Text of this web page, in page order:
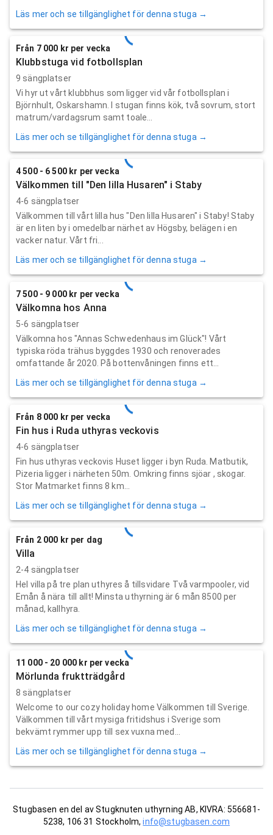
Läs mer och se tillgänglighet för denna stuga →
Från 7 000 kr per vecka
Klubbstuga vid fotbollsplan
9 sängplatser
Vi hyr ut vårt klubbhus som ligger vid vår fotbollsplan i
Björnhult, Oskarshamn. I stugan finns kök, två sovrum, stort
matrum/vardagsrum samt toale...
Läs mer och se tillgänglighet för denna stuga →
4 500 - 6 500 kr per vecka
Välkommen till "Den lilla Husaren" i Staby
4-6 sängplatser
Välkommen till vårt lilla hus "Den lilla Husaren" i Staby! Staby
är en liten by i omedelbar närhet av Högsby, belägen i en
vacker natur. Vårt fri...
Läs mer och se tillgänglighet för denna stuga →
7 500 - 9 000 kr per vecka
Välkomna hos Anna
5-6 sängplatser
Välkomna hos "Annas Schwedenhaus im Glück"! Vårt
typiska röda trähus byggdes 1930 och renoverades
omfattande år 2020. På bottenvåningen finns ett...
Läs mer och se tillgänglighet för denna stuga →
Från 8 000 kr per vecka
Fin hus i Ruda uthyras veckovis
4-6 sängplatser
Fin hus uthyras veckovis Huset ligger i byn Ruda. Matbutik,
Pizeria ligger i närheten 50m. Omkring finns sjöar , skogar.
Stor Matmarket finns 8 km...
Läs mer och se tillgänglighet för denna stuga →
Från 2 000 kr per dag
Villa
2-4 sängplatser
Hel villa på tre plan uthyres å tillsvidare Två varmpooler, vid
Emån å nära till allt! Minsta uthyrning är 6 mån 8500 per
månad, kallhyra.
Läs mer och se tillgänglighet för denna stuga →
11 000 - 20 000 kr per vecka
Mörlunda fruktträdgård
8 sängplatser
Welcome to our cozy holiday home Välkommen till Sverige.
Välkommen till vårt mysiga fritidshus i Sverige som
bekvämt rymmer upp till sex vuxna med...
Läs mer och se tillgänglighet för denna stuga →
Stugbasen en del av Stugknuten uthyrning AB, KIVRA: 556681-
5238, 106 31 Stockholm,info@stugbasen.com